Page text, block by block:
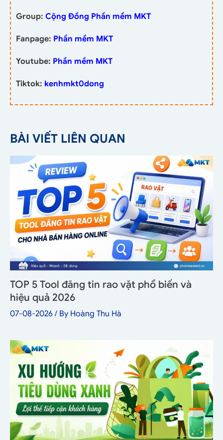
Group: Cộng Đồng Phần mềm MKT
Fanpage: Phần mềm MKT
Youtube: Phần mềm MKT
Tiktok: kenhmkt0dong
BÀI VIẾT LIÊN QUAN
TOP 5 Tool đăng tin rao vặt phổ biến và
hiệu quả 2026
07-08-2026 / By Hoàng Thu Hà